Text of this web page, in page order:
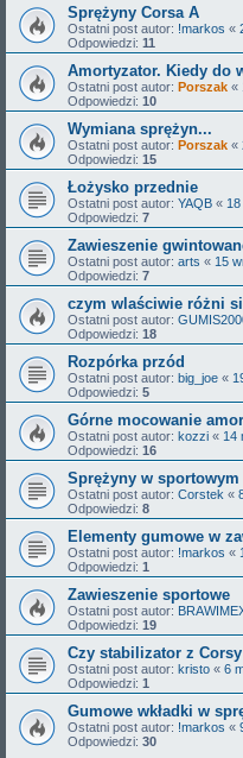
Sprężyny Corsa A
Ostatni post autor: !markos «
Odpowiedzi: 11
Amortyzator. Kiedy do
Ostatni post autor: Porszak «
Odpowiedzi: 10
Wymiana sprężyn...
Ostatni post autor: Porszak «
Odpowiedzi: 15
Łożysko przednie
Ostatni post autor: YAQB «
Odpowiedzi: 7
Zawieszenie
Ostatni post autor: arts « 15
Odpowiedzi: 7
czym wlaściwie różni
Ostatni post autor:
Odpowiedzi: 18
Rozpórka przód
Ostatni post autor: big_joe «
Odpowiedzi: 5
Górne mocowanie
Ostatni post autor: kozzi « 14
Odpowiedzi: 16
Sprężyny w sportowym
Ostatni post autor: Corstek «
Odpowiedzi: 8
Elementy gumowe w
Ostatni post autor: !markos «
Odpowiedzi: 1
Zawieszenie sportowe
Ostatni post autor:
Odpowiedzi: 19
Czy stabilizator z
Ostatni post autor: kristo « 6
Odpowiedzi: 1
Gumowe wkładki w
Ostatni post autor: !markos «
Odpowiedzi: 30